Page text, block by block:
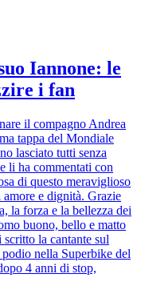
Iannone: le
i fan
il compagno Andrea
tappa del Mondiale
lasciato tutti senza
li ha commentati con
di questo meraviglioso
e dignità. Grazie
la forza e la bellezza dei
buono, bello e matto
la cantante sul
nella Superbike del
4 anni di stop,